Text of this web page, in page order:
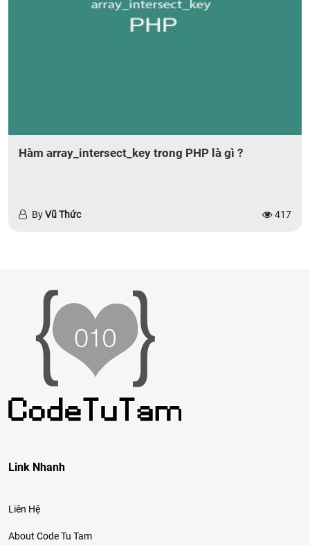
Hàm array_intersect_key trong PHP là gì ?
ByVũ Thức 417
Link Nhanh
Liên Hệ
About Code Tu Tam